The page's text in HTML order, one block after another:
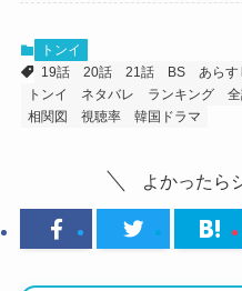
トンイ
19話
20話 21話 BS あらす
トンイ
ネタバレ ランキング
相関図
視聴率 韓国ドラマ
よかったら